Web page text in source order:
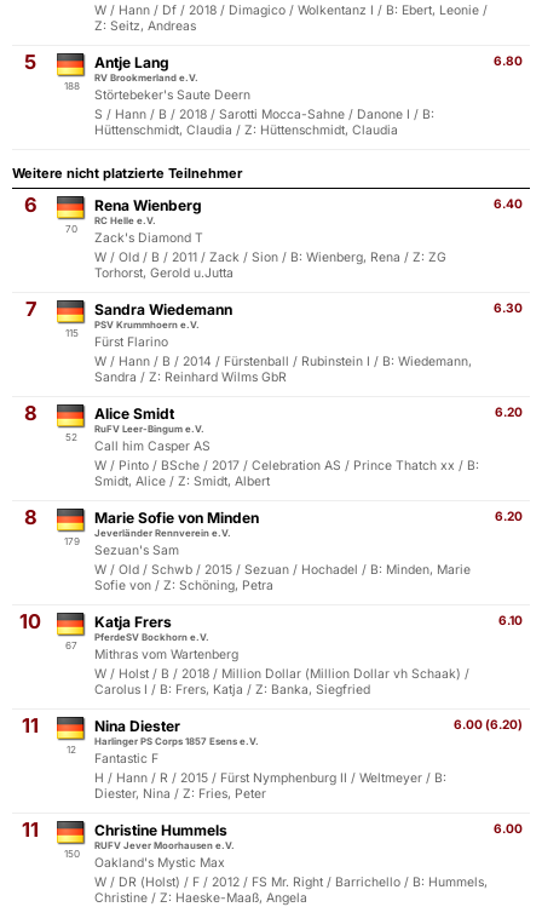
W / Hann / Df / 2018 / Dimagico / Wolkentanz I / B: Ebert, Leonie /
Z: Seitz, Andreas
5
188
6.80
Antje Lang
RV Brookmerland e.V.
Störtebeker's Saute Deern
S / Hann / B / 2018 / Sarotti Mocca-Sahne / Danone I / B:
Hüttenschmidt, Claudia / Z: Hüttenschmidt, Claudia
Weitere nicht platzierte Teilnehmer
6
70
6.40
Rena Wienberg
RC Helle e.V.
Zack's Diamond T
W / Old / B / 2011 / Zack / Sion / B: Wienberg, Rena / Z: ZG
Torhorst, Gerold u.Jutta
7
115
6.30
Sandra Wiedemann
PSV Krummhoern e.V.
Fürst Flarino
W / Hann / B / 2014 / Fürstenball / Rubinstein I / B: Wiedemann,
Sandra / Z: Reinhard Wilms GbR
8
52
6.20
Alice Smidt
RuFV Leer-Bingum e.V.
Call him Casper AS
W / Pinto / BSche / 2017 / Celebration AS / Prince Thatch xx / B:
Smidt, Alice / Z: Smidt, Albert
8
179
6.20
Marie Sofie von Minden
Jeverländer Rennverein e.V.
Sezuan's Sam
W / Old / Schwb / 2015 / Sezuan / Hochadel / B: Minden, Marie
Sofie von / Z: Schöning, Petra
10
67
6.10
Katja Frers
PferdeSV Bockhorn e.V.
Mithras vom Wartenberg
W / Holst / B / 2018 / Million Dollar (Million Dollar vh Schaak) /
Carolus I / B: Frers, Katja / Z: Banka, Siegfried
11
12
6.00 (6.20)
Nina Diester
Harlinger PS Corps 1857 Esens e.V.
Fantastic F
H / Hann / R / 2015 / Fürst Nymphenburg II / Weltmeyer / B:
Diester, Nina / Z: Fries, Peter
11
150
6.00
Christine Hummels
RUFV Jever Moorhausen e.V.
Oakland's Mystic Max
W / DR (Holst) / F / 2012 / FS Mr. Right / Barrichello / B: Hummels,
Christine / Z: Haeske-Maaß, Angela